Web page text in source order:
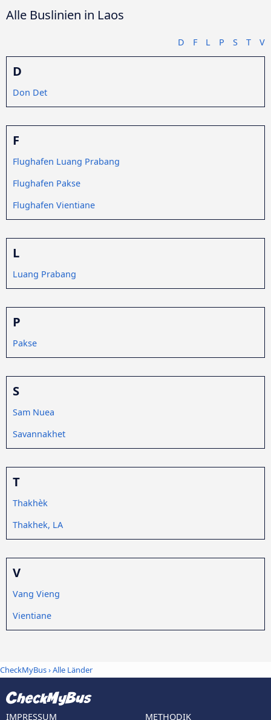
Alle Buslinien in Laos
D F L P S T V
D
Don Det
F
Flughafen Luang Prabang
Flughafen Pakse
Flughafen Vientiane
L
Luang Prabang
P
Pakse
S
Sam Nuea
Savannakhet
T
Thakhèk
Thakhek, LA
V
Vang Vieng
Vientiane
CheckMyBus›Alle Länder
IMPRESSUM METHODIK